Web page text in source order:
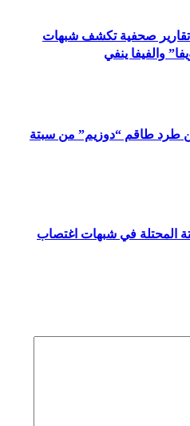
تقارير صحفية تكشف شبهات
والفيفا ينفي
طرد طاقم “دوزيم” من سبتة
المحتلة في شبهات اغتصاب